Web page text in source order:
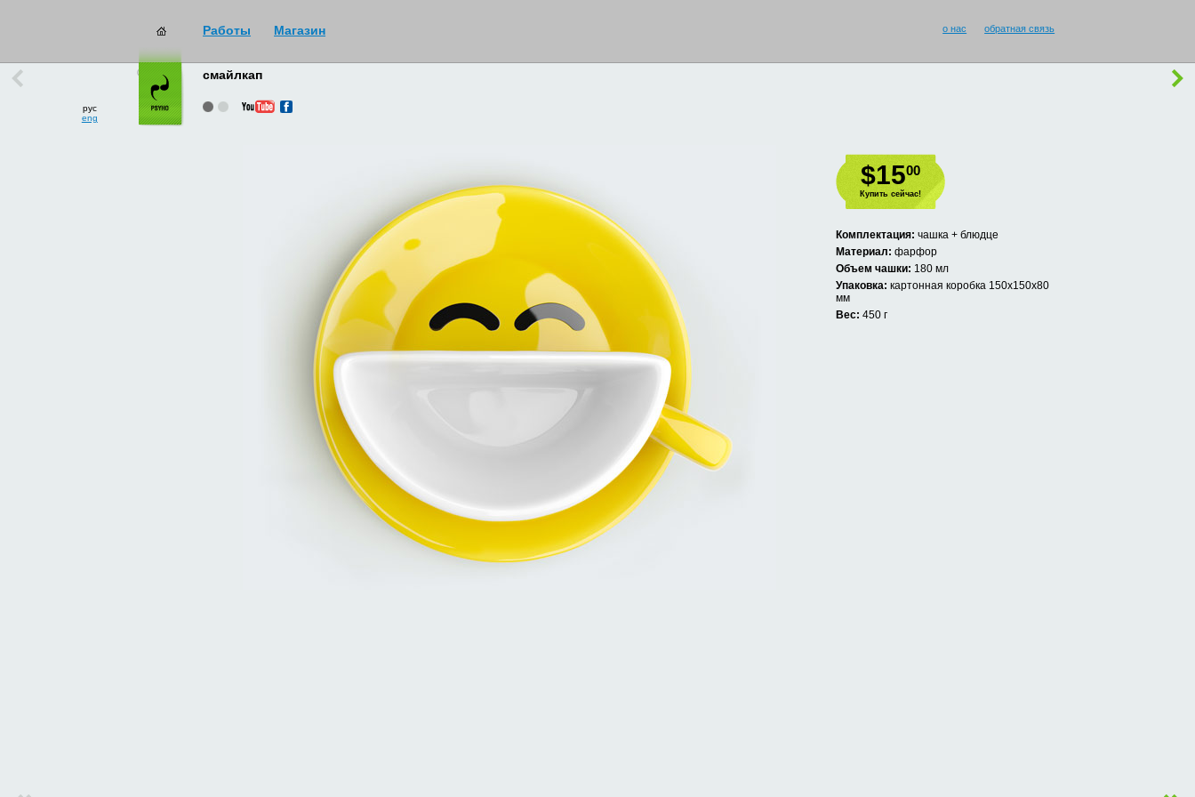
Работы Магазин обратная связь
о нас
рус
eng
смайлкап
$1500
Купить сейчас!
Комплектация: чашка + блюдце
Материал: фарфор
Объем чашки: 180 мл
Упаковка: картонная коробка 150х150х80
мм
Вес: 450 г